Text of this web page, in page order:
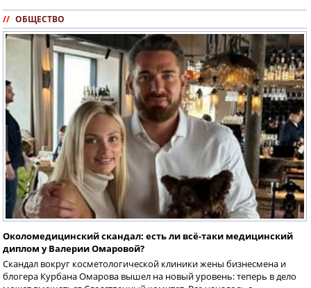
// ОБЩЕСТВО
Околомедицинский скандал: есть ли всё-таки медицинский
диплом у Валерии Омаровой?
Скандал вокруг косметологической клиники жены бизнесмена и
блогера Курбана Омарова вышел на новый уровень: теперь в дело